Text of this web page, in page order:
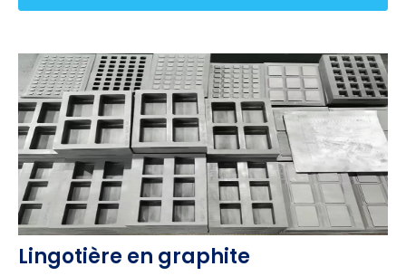
Lingotière en graphite